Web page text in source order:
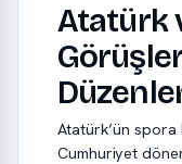
Atatürk
Atatürk’ün spora
Cumhuriyet